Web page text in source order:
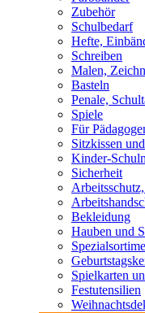
Zubehör
Schulbedarf
Hefte,
Schreiben
Malen,
Basteln
Penale,
Spiele
Für
Sitzkissen
Kinder-
Sicherheit
Bekleidung
Hauben und
Spielkarten
Festutensilien